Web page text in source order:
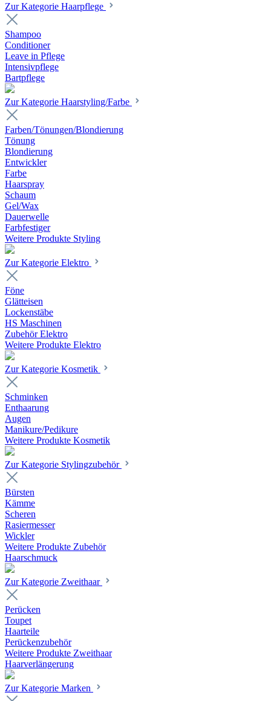
Zur Kategorie Haarpflege
Shampoo
Conditioner
Leave in Pflege
Intensivpflege
Bartpflege
Zur Kategorie Haarstyling/Farbe
Farben/Tönungen/Blondierung
Tönung
Blondierung
Entwickler
Farbe
Haarspray
Schaum
Gel/Wax
Dauerwelle
Farbfestiger
Weitere Produkte Styling
Zur Kategorie Elektro
Föne
Glätteisen
Lockenstäbe
HS Maschinen
Zubehör Elektro
Weitere Produkte Elektro
Zur Kategorie Kosmetik
Schminken
Enthaarung
Augen
Manikure/Pedikure
Weitere Produkte Kosmetik
Zur Kategorie Stylingzubehör
Bürsten
Kämme
Scheren
Rasiermesser
Wickler
Weitere Produkte Zubehör
Haarschmuck
Zur Kategorie Zweithaar
Perücken
Toupet
Haarteile
Perückenzubehör
Weitere Produkte Zweithaar
Haarverlängerung
Zur Kategorie Marken